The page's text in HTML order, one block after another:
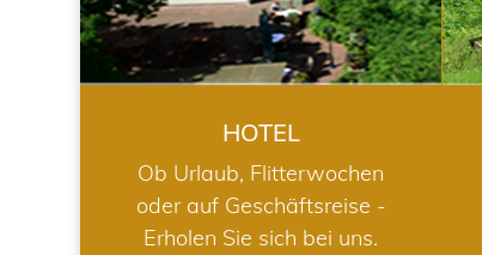
HOTEL
Ob Urlaub, Flitterwochen
oder auf Geschäftsreise -
Erholen Sie sich bei uns.